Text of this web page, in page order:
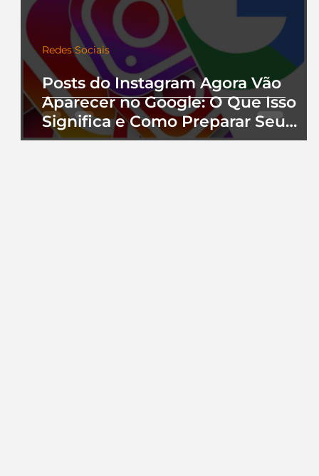
Posts do Instagram Agora Vão
Aparecer no Google: O Que Isso
Significa e Como Preparar Seu
Perfil
Redes Sociais